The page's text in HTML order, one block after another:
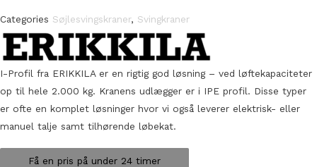
Categories Søjlesvingskraner, Svingkraner
I-Profil fra ERIKKILA er en rigtig god løsning – ved løftekapaciteter
op til hele 2.000 kg. Kranens udlægger er i IPE profil. Disse typer
er ofte en komplet løsninger hvor vi også leverer elektrisk- eller
manuel talje samt tilhørende løbekat.
Få en pris på under 24 timer